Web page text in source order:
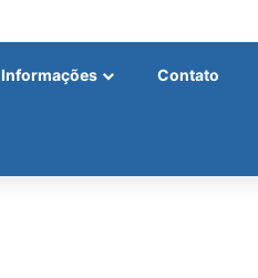
Informações Contato